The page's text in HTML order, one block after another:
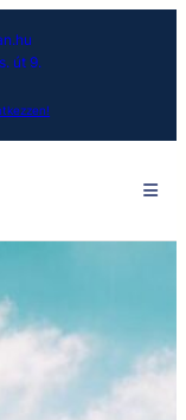
út 9.